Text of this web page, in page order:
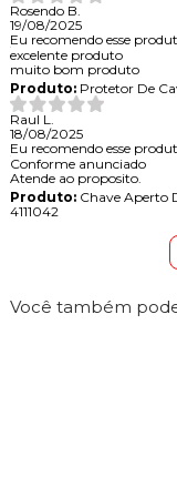
Rosendo B.
19/08/2025
Eu recomendo esse
excelente produto
muito bom produto
Produto:Protetor De
Raul L.
18/08/2025
Eu recomendo esse
Conforme anunciado
Atende ao proposito.
Produto:Chave Aperto
4111042
Você também